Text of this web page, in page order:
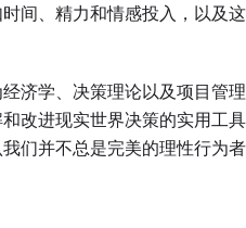
间、精力和情感投入，以及
济学、决策理论以及项目管
改进现实世界决策的实用工
们并不总是完美的理性行为